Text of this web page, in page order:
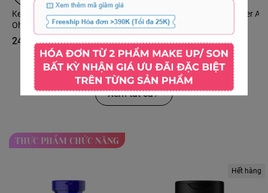
Kem Dưỡng Phục Hồi Da Tổn Thương
Oh!oh! Cellular Corrective Cream 30ml
Fullbox - Hàng Công Ty
240.000₫
Kem Mắt Estee Lauder
Repair Gel Cream
270.000₫
Xem tất cả
THỰC PHẨM CHỨC NĂNG
Hết hàng